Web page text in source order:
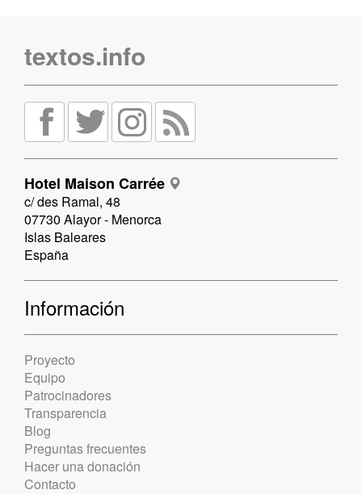
textos.info
Hotel Maison Carrée
c/ des Ramal, 48
07730 Alayor - Menorca
Islas Baleares
España
Información
Proyecto
Equipo
Patrocinadores
Transparencia
Blog
Preguntas frecuentes
Hacer una donación
Contacto